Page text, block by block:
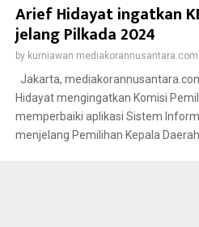
Arief Hidayat ingatkan
jelang Pilkada 2024
by kurniawan mediakorannusantara.com
Jakarta,
Hidayat mengingatkan Komisi
memperbaiki aplikasi Sistem
menjelang Pemilihan Kepala Daerah